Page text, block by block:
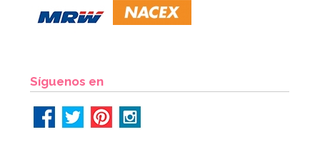
3,49€ 3,35€
Síguenos en